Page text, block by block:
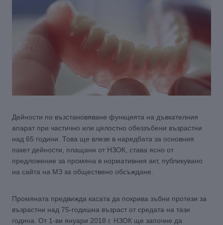
Дейности по възстановяване функцията на дъвкателния
апарат при частично или цялостно обеззъбени възрастни
над 65 години. Това ще влезе в наредбата за основния
пакет дейности, плащани от НЗОК, става ясно от
предложение за промяна в нормативния акт, публикувано
на сайта на МЗ за обществено обсъждане.
Промяната предвижда касата да покрива зъбни протези за
възрастни над 75-годишна възраст от средата на тази
година. От 1-ви януари 2018 г. НЗОК ще започне да